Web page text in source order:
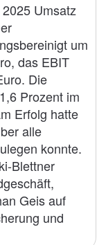
Umsatz
um
das EBIT
Die
Prozent im
Erfolg hatte
alle
konnte.
Blettner
Geis auf
und